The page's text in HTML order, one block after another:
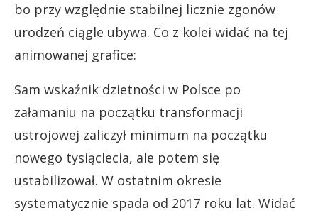
bo przy względnie stabilnej licznie zgonów
urodzeń ciągle ubywa. Co z kolei widać na tej
animowanej grafice:
Sam wskaźnik dzietności w Polsce po
załamaniu na początku transformacji
ustrojowej zaliczył minimum na początku
nowego tysiąclecia, ale potem się
ustabilizował. W ostatnim okresie
systematycznie spada od 2017 roku lat. Widać